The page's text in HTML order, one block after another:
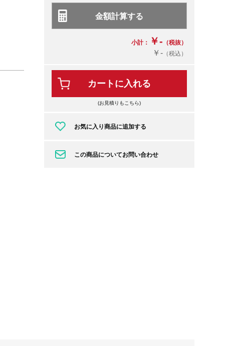
小計： ￥- （税抜）
￥-（税込）
カートに入れる
(お見積りもこちら)
お気に入り商品に追加する
この商品についてお問い合わせ